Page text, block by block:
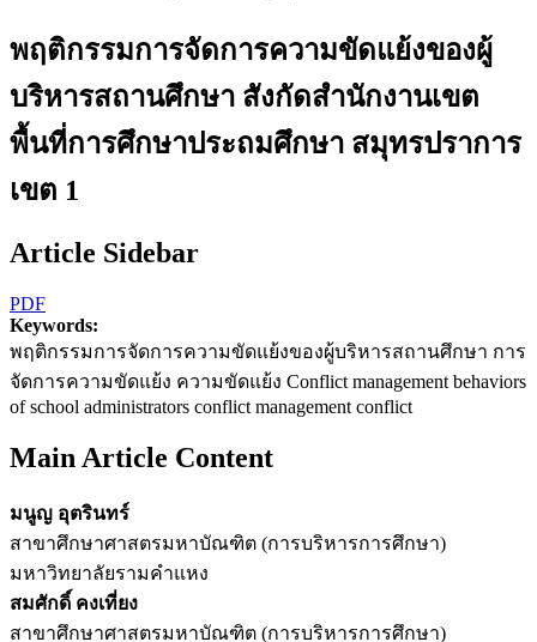
พฤติกรรมการจัดการความขัดแย้งของผู้
บริหารสถานศึกษา สังกัดสำนักงานเขต
พื้นที่การศึกษาประถมศึกษา สมุทรปราการ
เขต 1
Article Sidebar
PDF
Keywords:
พฤติกรรมการจัดการความขัดแย้งของผู้บริหารสถานศึกษา การ
จัดการความขัดแย้ง ความขัดแย้ง Conflict management behaviors
of school administrators conflict management conflict
Main Article Content
มนูญ อุตรินทร์
สาขาศึกษาศาสตรมหาบัณฑิต (การบริหารการศึกษา)
มหาวิทยาลัยรามคำแหง
สมศักดิ์ คงเที่ยง
สาขาศึกษาศาสตรมหาบัณฑิต (การบริหารการศึกษา)